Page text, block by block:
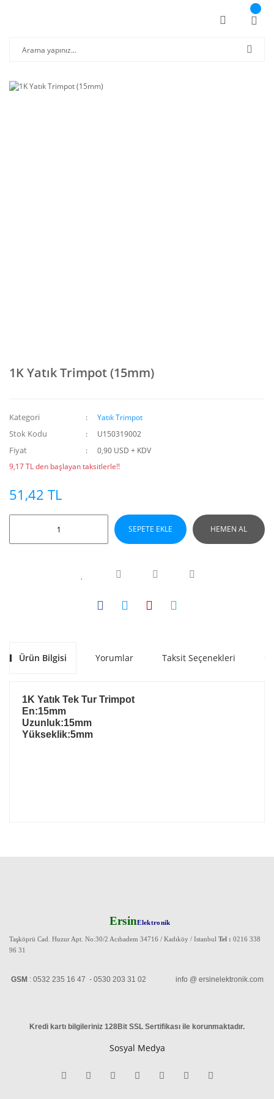
1K Yatık Trimpot (15mm)
Kategori Yatık Trimpot
Stok Kodu U150319002
Fiyat
0,90 USD + KDV
9,17 TL den başlayan taksitlerle!!
51,42 TL
SEPETE EKLE HEMEN AL
Ürün Bilgisi Yorumlar Taksit Seçenekleri
1K Yatık Tek Tur Trimpot
En:15mm
Uzunluk:15mm
Yükseklik:5mm
ErsinElektronik
Taşköprü Cad. Huzur Apt. No:30/2 Acıbadem 34716 / Kadıköy / Istanbul Tel : 0216 338
96 31
GSM : 0532 235 16 47 - 0530 203 31 02 info @ ersinelektronik.com
Kredi kartı bilgileriniz 128Bit SSL Sertifikası ile korunmaktadır.
Sosyal Medya